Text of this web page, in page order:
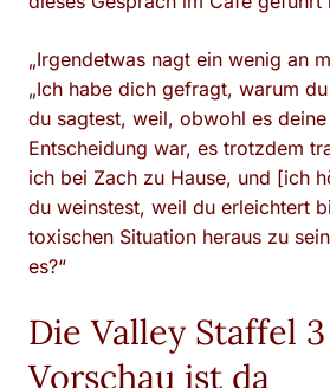
„Irgendetwas nagt ein wenig an
„Ich habe dich gefragt, warum
du sagtest, weil, obwohl es
Entscheidung war, es trotzdem
ich bei Zach zu Hause, und [ich
du weinstest, weil du erleichtert
toxischen Situation heraus zu
es?“
Die Valley Staffel 3
Vorschau ist da